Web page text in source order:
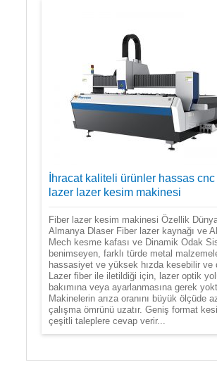
İhracat kaliteli ürünler hassas cnc
lazer lazer kesim makinesi
Fiber lazer kesim makinesi Özellik
Almanya Dlaser Fiber lazer kaynağı ve
Mech kesme kafası ve Dinamik Odak
benimseyen, farklı türde metal
hassasiyet ve yüksek hızda kesebilir ve
Lazer fiber ile iletildiği için, lazer optik
bakımına veya ayarlanmasına gerek
Makinelerin arıza oranını büyük ölçüde
çalışma ömrünü uzatır. Geniş format
çeşitli taleplere cevap verir...